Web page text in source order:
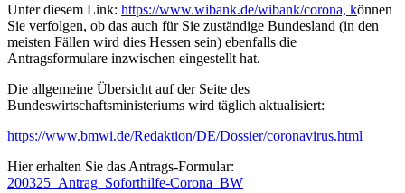
Unter diesem Link: https://www.wibank.de/wibank/corona, können
Sie verfolgen, ob das auch für Sie zuständige Bundesland (in den
meisten Fällen wird dies Hessen sein) ebenfalls die
Antragsformulare inzwischen eingestellt hat.
Die allgemeine Übersicht auf der Seite des
Bundeswirtschaftsministeriums wird täglich aktualisiert:
https://www.bmwi.de/Redaktion/DE/Dossier/coronavirus.html
Hier erhalten Sie das Antrags-Formular:
200325_Antrag_Soforthilfe-Corona_BW